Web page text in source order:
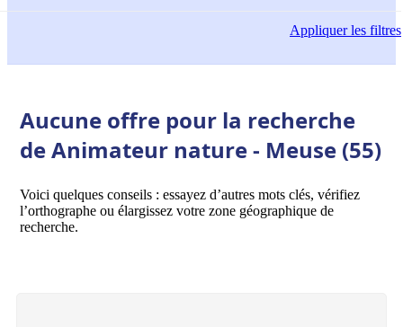
Appliquerles filtres
Aucune offre pour la recherche
de Animateur nature - Meuse (55)
Voici quelques conseils : essayez d’autres mots clés, vérifiez
l’orthographe ou élargissez votre zone géographique de
recherche.